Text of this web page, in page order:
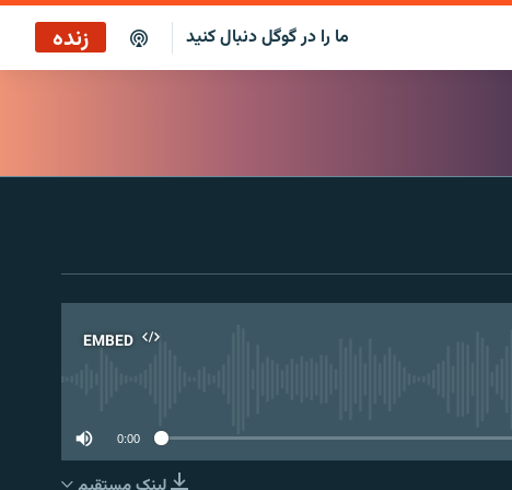
ما را در گوگل دنبال کنید زنده
EMBED
0:00